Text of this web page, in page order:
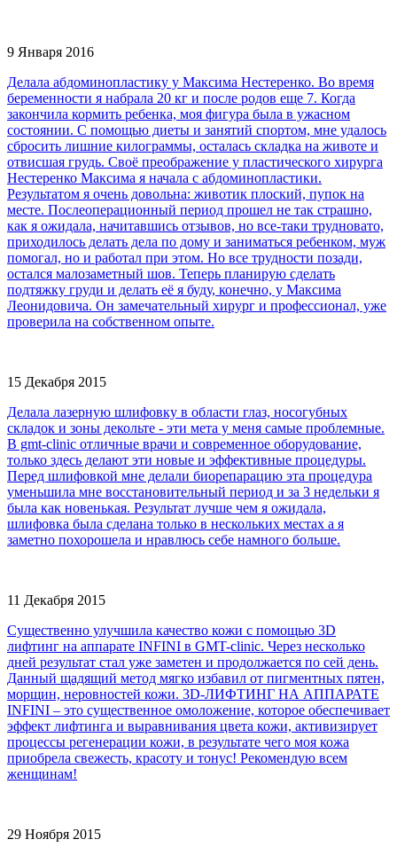
9 Января 2016
Делала абдоминопластику у Максима Нестеренко. Во время
беременности я набрала 20 кг и после родов еще 7. Когда
закончила кормить ребенка, моя фигура была в ужасном
состоянии. С помощью диеты и занятий спортом, мне удалось
сбросить лишние килограммы, осталась складка на животе и
отвисшая грудь. Своё преображение у пластического хирурга
Нестеренко Максима я начала с абдоминопластики.
Результатом я очень довольна: животик плоский, пупок на
месте. Послеоперационный период прошел не так страшно,
как я ожидала, начитавшись отзывов, но все-таки трудновато,
приходилось делать дела по дому и заниматься ребенком, муж
помогал, но и работал при этом. Но все трудности позади,
остался малозаметный шов. Теперь планирую сделать
подтяжку груди и делать её я буду, конечно, у Максима
Леонидовича. Он замечательный хирург и профессионал, уже
проверила на собственном опыте.
15 Декабря 2015
Делала лазерную шлифовку в области глаз, носогубных
складок и зоны декольте - эти мета у меня самые проблемные.
В gmt-clinic отличные врачи и современное оборудование,
только здесь делают эти новые и эффективные процедуры.
Перед шлифовкой мне делали биорепарацию эта процедура
уменьшила мне восстановительный период и за 3 недельки я
была как новенькая. Результат лучше чем я ожидала,
шлифовка была сделана только в нескольких местах а я
заметно похорошела и нравлюсь себе намного больше.
11 Декабря 2015
Существенно улучшила качество кожи с помощью 3D
лифтинг на аппарате INFINI в GMT-clinic. Через несколько
дней результат стал уже заметен и продолжается по сей день.
Данный щадящий метод мягко избавил от пигментных пятен,
морщин, неровностей кожи. 3D-ЛИФТИНГ НА АППАРАТЕ
INFINI – это существенное омоложение, которое обеспечивает
эффект лифтинга и выравнивания цвета кожи, активизирует
процессы регенерации кожи, в результате чего моя кожа
приобрела свежесть, красоту и тонус! Рекомендую всем
женщинам!
29 Ноября 2015